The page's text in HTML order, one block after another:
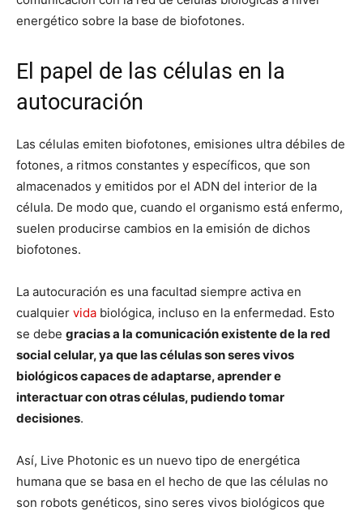
energético sobre la base de biofotones.
El papel de las células en la
autocuración
Las células emiten biofotones, emisiones ultra débiles de
fotones, a ritmos constantes y específicos, que son
almacenados y emitidos por el ADN del interior de la
célula. De modo que, cuando el organismo está enfermo,
suelen producirse cambios en la emisión de dichos
biofotones.
La autocuración es una facultad siempre activa en
cualquier vida biológica, incluso en la enfermedad. Esto
se debe gracias a la comunicación existente de la red
social celular, ya que las células son seres vivos
biológicos capaces de adaptarse, aprender e
interactuar con otras células, pudiendo tomar
decisiones.
Así, Live Photonic es un nuevo tipo de energética
humana que se basa en el hecho de que las células no
son robots genéticos, sino seres vivos biológicos que